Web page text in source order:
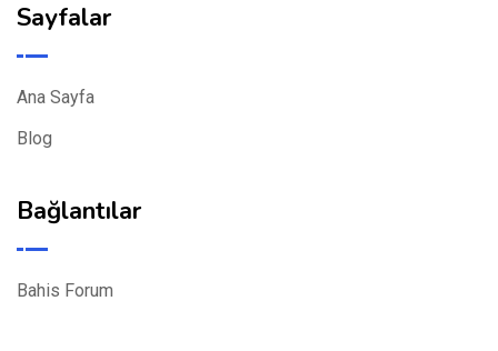
Sayfalar
Ana Sayfa
Blog
Bağlantılar
Bahis Forum